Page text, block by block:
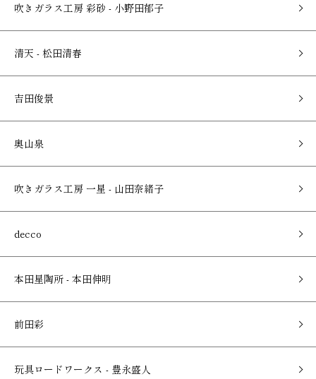
吹きガラス工房 彩砂 - 小野田郁子
清天 - 松田清春
吉田俊景
奥山泉
吹きガラス工房 一星 - 山田奈緒子
decco
本田星陶所 - 本田伸明
前田彩
玩具ロードワークス - 豊永盛人